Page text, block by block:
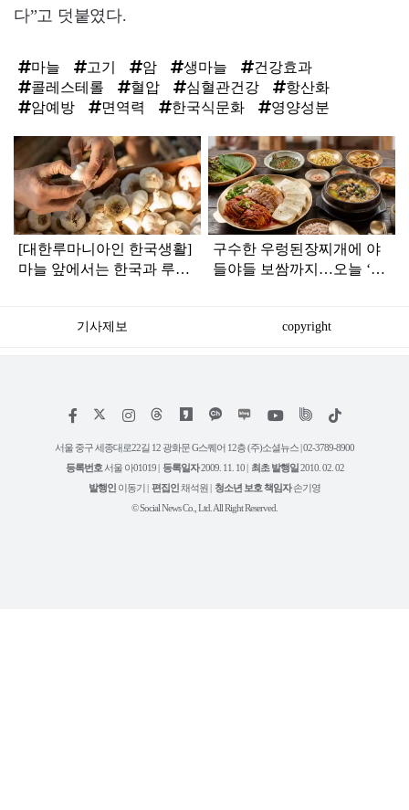
다”고 덧붙였다.
마늘 고기 암 생마늘
건강효과
콜레스테롤
혈압 심혈관건강
항산화
암예방
면역력 한국식문화 영양성분
탑
라
인
[대한루마니아인 한국생활]
마늘 앞에서는 한국과 루마
구수한 우렁된장찌개에 야
들야들 보쌈까지…오늘 ‘생
기사제보 copyright
페
스
인
타
램
위
트
유
튜
틱
서울 중구 세종대로22길 12 광화문 G스퀘어 12층 (주)소셜뉴스 | 02-3789-8900
등록번호서울 아01019 | 등록일자2009. 11. 10 | 최초 발행일 2010. 02. 02
발행인 이동기 | 편집인채석원 | 청소년 보호 책임자손기영
© Social News Co., Ltd. All Right Reserved.